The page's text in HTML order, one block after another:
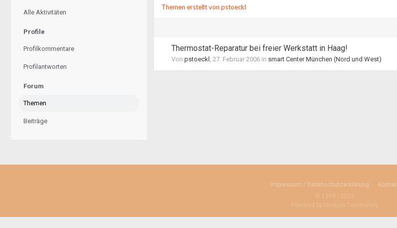
Alle Aktivitäten
Profile
Profilkommentare
Profilantworten
Forum
Themen
Beiträge
Themen erstellt von pstoeckl
Thermostat-Reparatur bei freier Werkstatt in Haag!
Von pstoeckl , 27. Februar 2006 in smart Center München (Nord und West)
Impressum / Datenschutzerklärung
© 1999 - 2025
Powered by Invision Community